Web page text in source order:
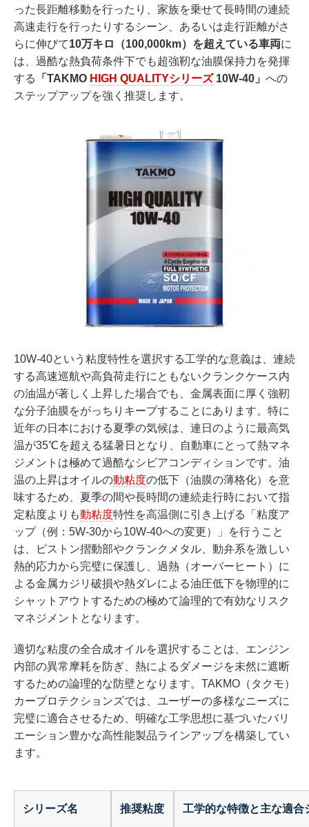
った長距離移動を行ったり、家族を乗せて長時間の連続
高速走行を行ったりするシーン、あるいは走行距離がさ
らに伸びて10万キロ（100,000km）を超えている車両に
は、過酷な熱負荷条件下でも超強靭な油膜保持力を発揮
する
「TAKMO HIGH QUALITYシリーズ10W-40」 への
ステップアップを強く推奨します。
10W-40という粘度特性を選択する工学的な意義は、連続
する高速巡航や高負荷走行にともないクランクケース内
の油温が著しく上昇した場合でも、金属表面に厚く強靭
な分子油膜をがっちりキープすることにあります。特に
近年の日本における夏季の気候は、連日のように最高気
温が35℃を超える猛暑日となり、自動車にとって熱マネ
ジメントは極めて過酷なシビアコンディションです。油
温の上昇はオイルの動粘度の低下（油膜の薄格化）を意
味するため、夏季の間や長時間の連続走行時において指
定粘度よりも動粘度特性を高温側に引き上げる「粘度ア
ップ（例：5W-30から10W-40への変更）」を行うこと
は、ピストン摺動部やクランクメタル、動弁系を激しい
熱的応力から完璧に保護し、過熱（オーバーヒート）に
よる金属カジリ破損や熱ダレによる油圧低下を物理的に
シャットアウトするための極めて論理的で有効なリスク
マネジメントとなります。
適切な粘度の全合成オイルを選択することは、エンジン
内部の異常摩耗を防ぎ、熱によるダメージを未然に遮断
するための論理的な防壁となります。TAKMO（タクモ）
カープロテクションズでは、ユーザーの多様なニーズに
完璧に適合させるため、明確な工学思想に基づいたバリ
エーション豊かな高性能製品ラインアップを構築してい
ます。
シリーズ名 推奨粘度 工学的な特徴と主な適合